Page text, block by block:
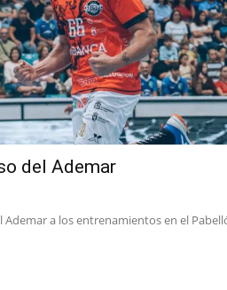
del Ademar
Ademar a los entrenamientos en el